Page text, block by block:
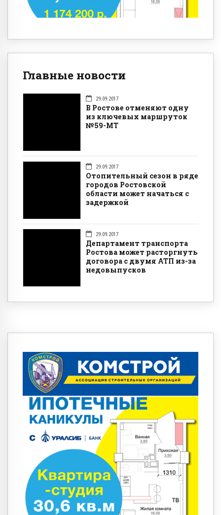
Главные новости
29.09.2017
В Ростове отменяют одну
из ключевых маршруток
№59-МТ
29.09.2017
Отопительный сезон в ряде
городов Ростовской
области может начаться с
задержкой
29.09.2017
Департамент транспорта
Ростова может расторгнуть
договора с двумя АТП из-за
недовыпусков